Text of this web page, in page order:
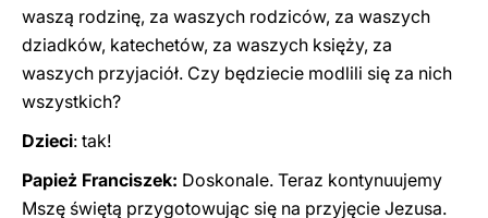
waszą rodzinę, za waszych rodziców, za waszych
dziadków, katechetów, za waszych księży, za
waszych przyjaciół. Czy będziecie modlili się za nich
wszystkich?
Dzieci: tak!
Papież Franciszek: Doskonale. Teraz kontynuujemy
Mszę świętą przygotowując się na przyjęcie Jezusa.